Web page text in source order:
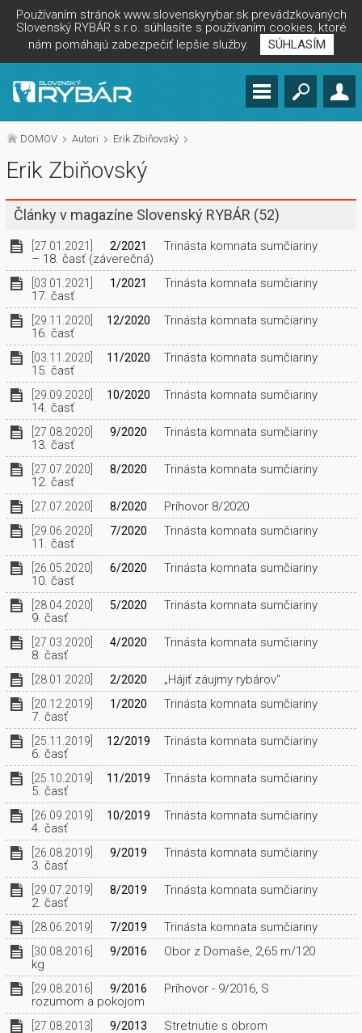
Používaním stránok www.slovenskyrybar.sk prevádzkovaných
Slovenský RYBÁR s.r.o. súhlasíte s používaním cookies, ktoré
nám pomáhajú zabezpečiť lepšie služby.
SÚHLASÍM
DOMOV Autori Erik Zbiňovský
Erik Zbiňovský
Články v magazíne Slovenský RYBÁR (52)
[27.01.2021] 2/2021
Trinásta komnata sumčiariny
– 18. časť (záverečná)
[03.01.2021] 1/2021
Trinásta komnata sumčiariny
17. časť
[29.11.2020] 12/2020
Trinásta komnata sumčiariny
16. časť
[03.11.2020] 11/2020
Trinásta komnata sumčiariny
15. časť
[29.09.2020] 10/2020
Trinásta komnata sumčiariny
14. časť
[27.08.2020] 9/2020
Trinásta komnata sumčiariny
13. časť
[27.07.2020] 8/2020
Trinásta komnata sumčiariny
12. časť
[27.07.2020] 8/2020 Príhovor 8/2020
[29.06.2020] 7/2020
Trinásta komnata sumčiariny
11. časť
[26.05.2020] 6/2020
Trinásta komnata sumčiariny
10. časť
[28.04.2020] 5/2020
Trinásta komnata sumčiariny
9. časť
[27.03.2020] 4/2020
Trinásta komnata sumčiariny
8. časť
[28.01.2020] 2/2020 „Hájiť záujmy rybárov“
[20.12.2019] 1/2020
Trinásta komnata sumčiariny
7. časť
[25.11.2019] 12/2019
Trinásta komnata sumčiariny
6. časť
[25.10.2019] 11/2019
Trinásta komnata sumčiariny
5. časť
[26.09.2019] 10/2019
Trinásta komnata sumčiariny
4. časť
[26.08.2019] 9/2019
Trinásta komnata sumčiariny
3. časť
[29.07.2019] 8/2019
Trinásta komnata sumčiariny
2. časť
[28.06.2019] 7/2019 Trinásta komnata sumčiariny
[30.08.2016] 9/2016
Obor z Domaše, 2,65 m/120
kg
[29.08.2016] 9/2016
Príhovor - 9/2016, S
rozumom a pokojom
[27.08.2013] 9/2013 Stretnutie s obrom